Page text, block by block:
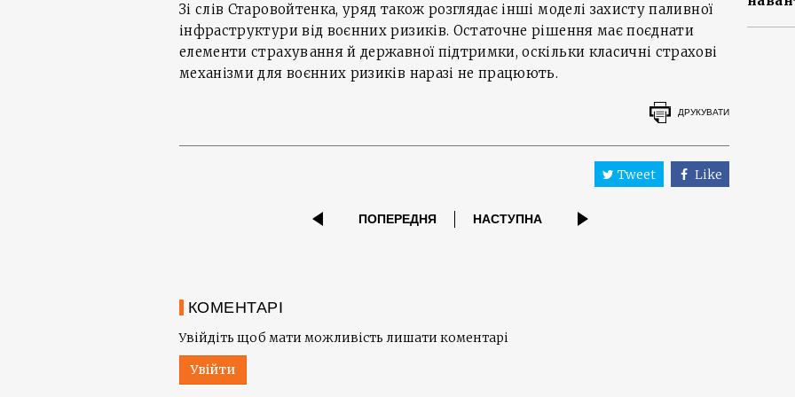
Зі слів Старовойтенка, уряд також розглядає інші моделі захисту паливної
інфраструктури від воєнних ризиків. Остаточне рішення має поєднати
елементи страхування й державної підтримки, оскільки класичні страхові
механізми для воєнних ризиків наразі не працюють.
ДРУКУВАТИ
Tweet Like
ПОПЕРЕДНЯ НАСТУПНА
КОМЕНТАРІ
Увійдіть щоб мати можливість лишати коментарі
Увійти